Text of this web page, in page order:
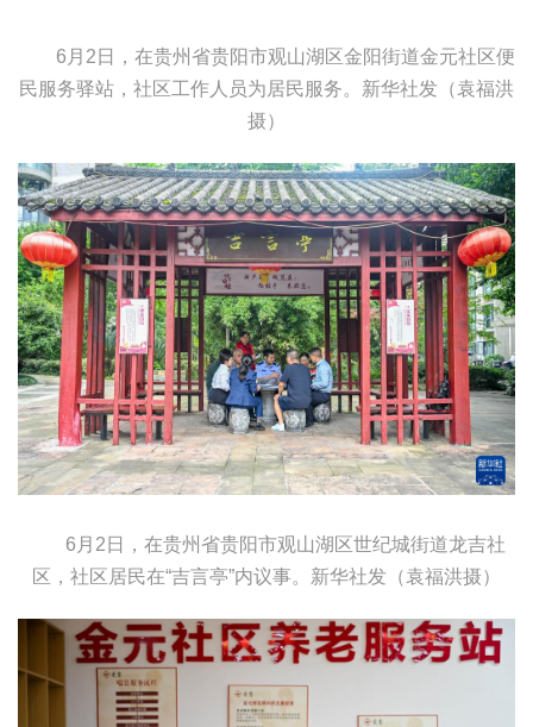
6月2日，在贵州省贵阳市观山湖区金阳街道金元社区便
民服务驿站，社区工作人员为居民服务。 新华社发（袁福洪
摄）
6月2日，在贵州省贵阳市观山湖区世纪城街道龙吉社
区，社区居民在“吉言亭”内议事。 新华社发（袁福洪摄）